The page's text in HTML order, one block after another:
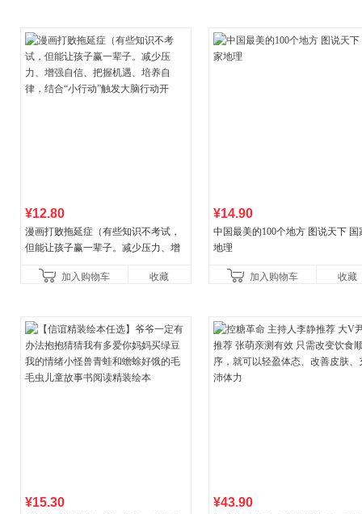
¥12.80
漫画打败拖延症（有些知识不考试，
但能让孩子赢一辈子。减少压力、增
合“小行动”触发大脑行动开
加入购物车 收藏
¥14.90
中国最美的100个地方 图说天下 国
地理
加入购物车 收藏
¥15.30 ¥43.90